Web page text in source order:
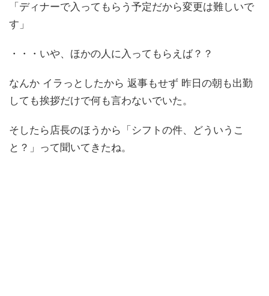
「ディナーで入ってもらう予定だから変更は難しいで
す」
・・・いや、ほかの人に入ってもらえば？？
なんか イラっとしたから 返事もせず 昨日の朝も出勤
しても挨拶だけで何も言わないでいた。
そしたら店長のほうから「シフトの件、どういうこ
と？」って聞いてきたね。